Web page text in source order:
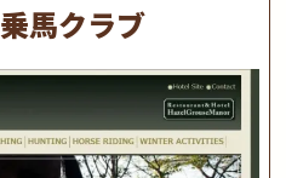
馬クラブ